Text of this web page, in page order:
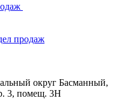
продаж
округ Басманный,
3, помещ. 3Н